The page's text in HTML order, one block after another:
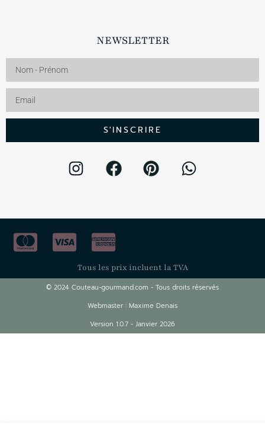
NEWSLETTER
S'INSCRIRE
Tous les prix incluent la TVA
© 2024 Couteau-gourmand.com - Tous droits réservés
Webmaster : Maxime Denais
Version 1.0.7 - Janvier 2026